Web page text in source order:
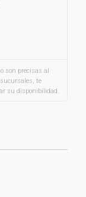
son precisas al
te
su disponibilidad.